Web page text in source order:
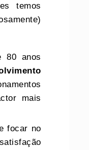
temos
80 anos
mais
focar no